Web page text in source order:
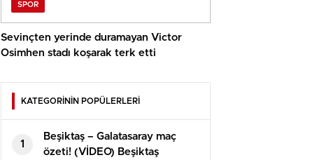
SPOR
Sevinçten yerinde duramayan Victor
Osimhen stadı koşarak terk etti
KATEGORİNİN POPÜLERLERİ
1
Beşiktaş – Galatasaray maç
özeti! (VİDEO) Beşiktaş